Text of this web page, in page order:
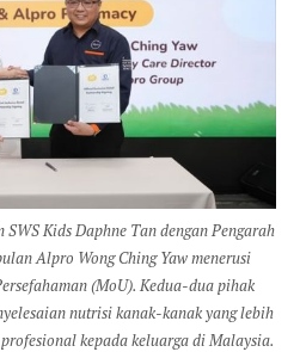
Kids Daphne Tan dengan Pengarah
Alpro Wong Ching Yaw menerusi
(MoU). Kedua-dua pihak
nutrisi kanak-kanak yang lebih
kepada keluarga di Malaysia.